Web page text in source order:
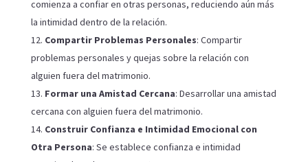
comienza a confiar en otras personas, reduciendo aún más
la intimidad dentro de la relación.
Compartir Problemas Personales: Compartir
problemas personales y quejas sobre la relación con
alguien fuera del matrimonio.
Formar una Amistad Cercana: Desarrollar una amistad
cercana con alguien fuera del matrimonio.
Construir Confianza e Intimidad Emocional con
Otra Persona: Se establece confianza e intimidad